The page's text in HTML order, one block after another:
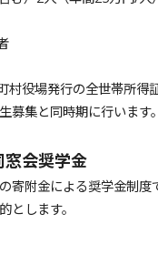
役場発行の全世帯所得
募集と同時期に行います。
窓会奨学金
寄附金による奨学金制
とします。